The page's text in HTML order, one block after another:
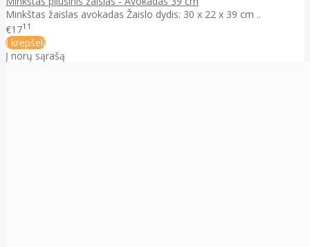
Minkštas žaislas avokadas Žaislo dydis: 30 x 22 x 39 cm ..
€1711
Į krepšelį
Į norų sąrašą